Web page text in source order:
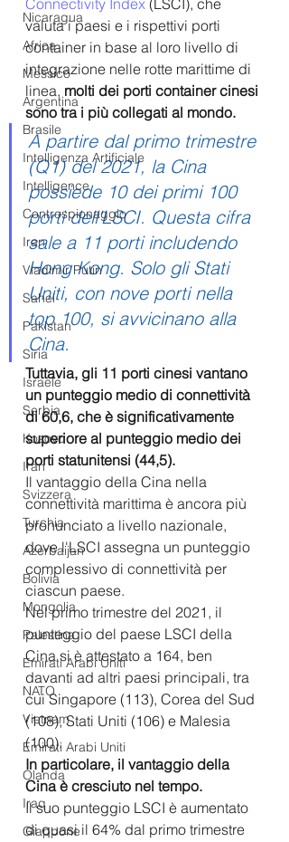
Nicaragua
Africa
Messico
Argentina
Brasile
Intelligenza Artificiale
Intelligence
Controspionaggio
Iran
Vladimir Putin
Sahel
Pakistan
Siria
Israele
Serbia
Kosovo
Iran
Svizzera
Turchia
Azerbaijan
Bolivia
Mongolia
Palestina
Emirati Arabi Uniti
NATO
Vietnam
Emirati Arabi Uniti
Olanda
Iraq
Giappone
valuta i paesi e i rispettivi porti
container in base al loro livello di
integrazione nelle rotte marittime di
linea, molti dei porti container cinesi
sono tra i più collegati al mondo.
A partire dal primo trimestre
(Q1) del 2021, la Cina
possiede 10 dei primi 100
porti dell'LSCI. Questa cifra
sale a 11 porti includendo
Hong Kong. Solo gli Stati
Uniti, con nove porti nella
top 100, si avvicinano alla
Cina.
Tuttavia, gli 11 porti cinesi vantano
un punteggio medio di connettività
di 60,6, che è significativamente
superiore al punteggio medio dei
porti statunitensi (44,5).
Il vantaggio della Cina nella
connettività marittima è ancora più
pronunciato a livello nazionale,
dove l'LSCI assegna un punteggio
complessivo di connettività per
ciascun paese.
Nel primo trimestre del 2021, il
punteggio del paese LSCI della
Cina si è attestato a 164, ben
davanti ad altri paesi principali, tra
cui Singapore (113), Corea del Sud
(108), Stati Uniti (106) e Malesia
(100).
In particolare, il vantaggio della
Cina è cresciuto nel tempo.
Il suo punteggio LSCI è aumentato
di quasi il 64% dal primo trimestre